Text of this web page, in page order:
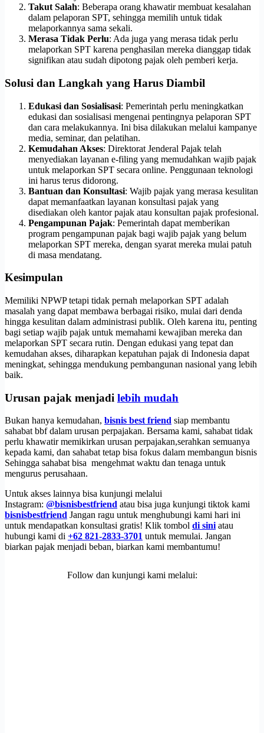
Takut Salah: Beberapa orang khawatir membuat kesalahan
dalam pelaporan SPT, sehingga memilih untuk tidak
melaporkannya sama sekali.
Merasa Tidak Perlu: Ada juga yang merasa tidak perlu
melaporkan SPT karena penghasilan mereka dianggap tidak
signifikan atau sudah dipotong pajak oleh pemberi kerja.
Solusi dan Langkah yang Harus Diambil
Edukasi dan Sosialisasi: Pemerintah perlu meningkatkan
edukasi dan sosialisasi mengenai pentingnya pelaporan SPT
dan cara melakukannya. Ini bisa dilakukan melalui kampanye
media, seminar, dan pelatihan.
Kemudahan Akses: Direktorat Jenderal Pajak telah
menyediakan layanan e-filing yang memudahkan wajib pajak
untuk melaporkan SPT secara online. Penggunaan teknologi
ini harus terus didorong.
Bantuan dan Konsultasi: Wajib pajak yang merasa kesulitan
dapat memanfaatkan layanan konsultasi pajak yang
disediakan oleh kantor pajak atau konsultan pajak profesional.
Pengampunan Pajak: Pemerintah dapat memberikan
program pengampunan pajak bagi wajib pajak yang belum
melaporkan SPT mereka, dengan syarat mereka mulai patuh
di masa mendatang.
Kesimpulan
Memiliki NPWP tetapi tidak pernah melaporkan SPT adalah
masalah yang dapat membawa berbagai risiko, mulai dari denda
hingga kesulitan dalam administrasi publik. Oleh karena itu, penting
bagi setiap wajib pajak untuk memahami kewajiban mereka dan
melaporkan SPT secara rutin. Dengan edukasi yang tepat dan
kemudahan akses, diharapkan kepatuhan pajak di Indonesia dapat
meningkat, sehingga mendukung pembangunan nasional yang lebih
baik.
Urusan pajak menjadi lebih mudah
Bukan hanya kemudahan, bisnis best friend siap membantu
sahabat bbf dalam urusan perpajakan. Bersama kami, sahabat tidak
perlu khawatir memikirkan urusan perpajakan,serahkan semuanya
kepada kami, dan sahabat tetap bisa fokus dalam membangun bisnis
Sehingga sahabat bisa mengehmat waktu dan tenaga untuk
mengurus perusahaan.
Untuk akses lainnya bisa kunjungi melalui
Instagram: @bisnisbestfriend atau bisa juga kunjungi tiktok kami
bisnisbestfriend Jangan ragu untuk menghubungi kami hari ini
untuk mendapatkan konsultasi gratis! Klik tombol di siniatau
hubungi kami di +62 821-2833-3701 untuk memulai. Jangan
biarkan pajak menjadi beban, biarkan kami membantumu!
Follow dan kunjungi kami melalui: